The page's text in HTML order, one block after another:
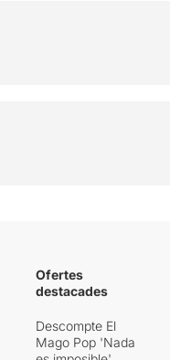
Ofertes
destacades
Descompte El
Mago Pop 'Nada